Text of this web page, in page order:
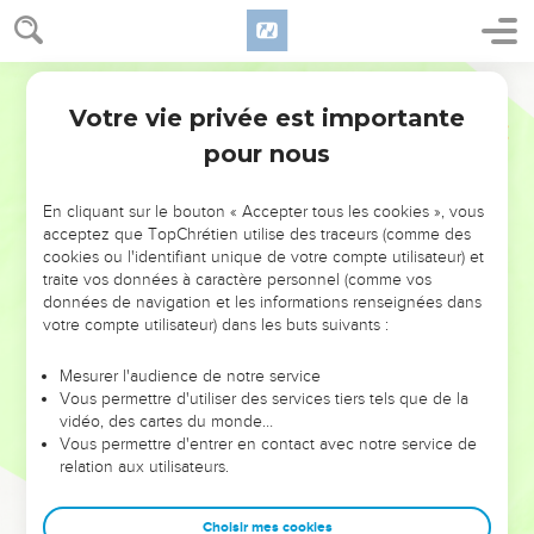
NE MANQUEZ PAS L’ÉVÉNEMENT
DE L’ANNÉE !
ET SI LEURS ERREURS POUVAIENT VOUS ÉVITER LES
VOTRES ?
leur foi ou leur vision. Mais on voit moins les doutes, les erreurs
et les saisons difficiles qu'ils ont traversés, alors même que ce
sont elles qui les ont façonnés.
Dans cette conférence, leaders, entrepreneurs, et responsables
clés pour avancer avec plus de sagesse afin que leurs erreurs
Votre vie privée est importante
pour nous
En cliquant sur le bouton « Accepter tous les cookies », vous
acceptez que TopChrétien utilise des traceurs (comme des
cookies ou l'identifiant unique de votre compte utilisateur) et
traite vos données à caractère personnel (comme vos
données de navigation et les informations renseignées dans
votre compte utilisateur) dans les buts suivants :
Mesurer l'audience de notre service
Vous permettre d'utiliser des services tiers tels que de la
vidéo, des cartes du monde…
Vous permettre d'entrer en contact avec notre service de
relation aux utilisateurs.
Choisir mes cookies